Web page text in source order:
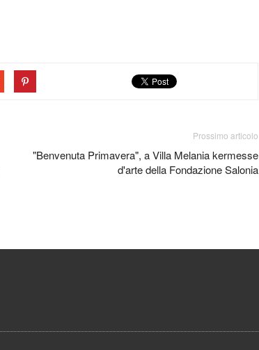
Prossimo articolo
"Benvenuta Primavera", a Villa Melania kermesse
d'arte della Fondazione Salonia